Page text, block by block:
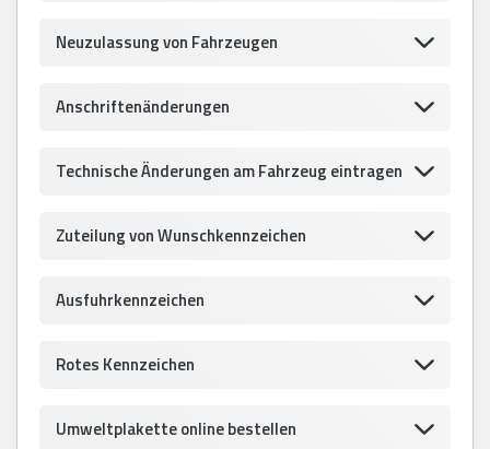
Neuzulassung von Fahrzeugen
Anschriftenänderungen
Technische Änderungen am Fahrzeug eintragen
Zuteilung von Wunschkennzeichen
Ausfuhrkennzeichen
Rotes Kennzeichen
Umweltplakette online bestellen